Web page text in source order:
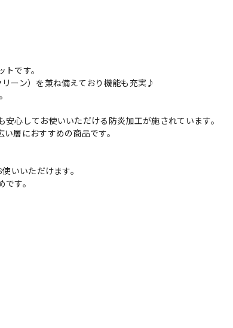
です。
ーン）を兼ね備えており機能も充実♪
心してお使いいただける防炎加工が施されています。
層におすすめの商品です。
いいただけます。
す。